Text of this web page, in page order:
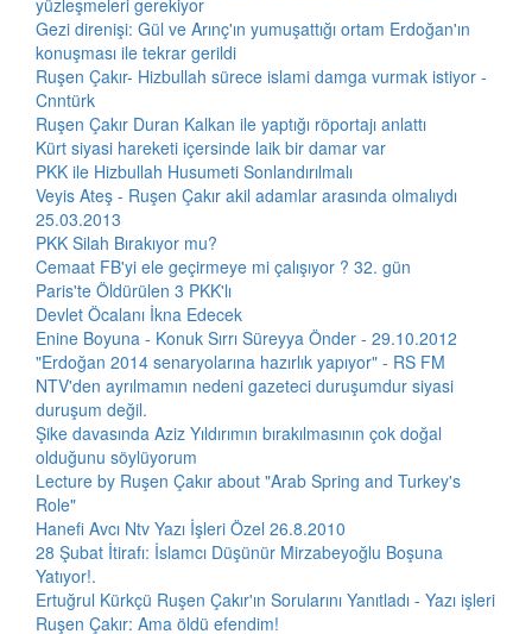
yüzleşmeleri gerekiyor
Gezi direnişi: Gül ve Arınç'ın yumuşattığı ortam Erdoğan'ın
konuşması ile tekrar gerildi
Ruşen Çakır- Hizbullah sürece islami damga vurmak istiyor -
Cnntürk
Ruşen Çakır Duran Kalkan ile yaptığı röportajı anlattı
Kürt siyasi hareketi içersinde laik bir damar var
PKK ile Hizbullah Husumeti Sonlandırılmalı
Veyis Ateş - Ruşen Çakır akil adamlar arasında olmalıydı
25.03.2013
PKK Silah Bırakıyor mu?
Cemaat FB'yi ele geçirmeye mi çalışıyor ? 32. gün
Paris'te Öldürülen 3 PKK'lı
Devlet Öcalanı İkna Edecek
Enine Boyuna - Konuk Sırrı Süreyya Önder - 29.10.2012
"Erdoğan 2014 senaryolarına hazırlık yapıyor" - RS FM
NTV'den ayrılmamın nedeni gazeteci duruşumdur siyasi
duruşum değil.
Şike davasında Aziz Yıldırımın bırakılmasının çok doğal
olduğunu söylüyorum
Lecture by Ruşen Çakır about "Arab Spring and Turkey's
Role"
Hanefi Avcı Ntv Yazı İşleri Özel 26.8.2010
28 Şubat İtirafı: İslamcı Düşünür Mirzabeyoğlu Boşuna
Yatıyor!.
Ertuğrul Kürkçü Ruşen Çakır'ın Sorularını Yanıtladı - Yazı işleri
Ruşen Çakır: Ama öldü efendim!